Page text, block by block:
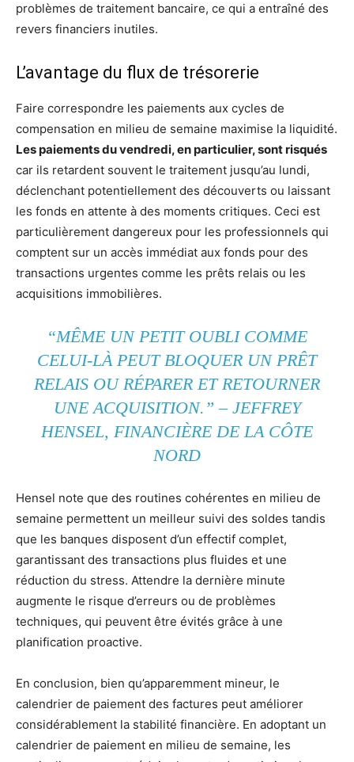
problèmes de traitement bancaire, ce qui a entraîné des
revers financiers inutiles.
L’avantage du flux de trésorerie
Faire correspondre les paiements aux cycles de
compensation en milieu de semaine maximise la liquidité.
Les paiements du vendredi, en particulier, sont risqués
car ils retardent souvent le traitement jusqu’au lundi,
déclenchant potentiellement des découverts ou laissant
les fonds en attente à des moments critiques. Ceci est
particulièrement dangereux pour les professionnels qui
comptent sur un accès immédiat aux fonds pour des
transactions urgentes comme les prêts relais ou les
acquisitions immobilières.
“MÊME UN PETIT OUBLI COMME
CELUI-LÀ PEUT BLOQUER UN PRÊT
RELAIS OU RÉPARER ET RETOURNER
UNE ACQUISITION.” – JEFFREY
HENSEL, FINANCIÈRE DE LA CÔTE
NORD
Hensel note que des routines cohérentes en milieu de
semaine permettent un meilleur suivi des soldes tandis
que les banques disposent d’un effectif complet,
garantissant des transactions plus fluides et une
réduction du stress. Attendre la dernière minute
augmente le risque d’erreurs ou de problèmes
techniques, qui peuvent être évités grâce à une
planification proactive.
En conclusion, bien qu’apparemment mineur, le
calendrier de paiement des factures peut améliorer
considérablement la stabilité financière. En adoptant un
calendrier de paiement en milieu de semaine, les